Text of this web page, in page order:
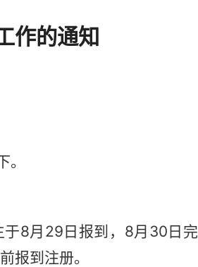
作的通知
于8月29日报到，8月30日完
报到注册。